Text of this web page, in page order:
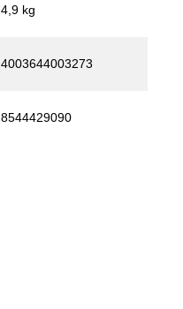
4,9 kg
4003644003273
8544429090